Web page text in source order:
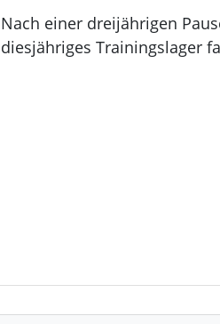
Nach einer dreijährigen
diesjähriges Trainingslager